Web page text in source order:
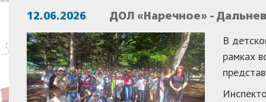
12.06.2026 ДОЛ «Наречное» -
В
рамках